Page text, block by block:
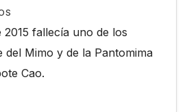
fallecía uno de los
del Mimo y de la Pantomima
Cao.